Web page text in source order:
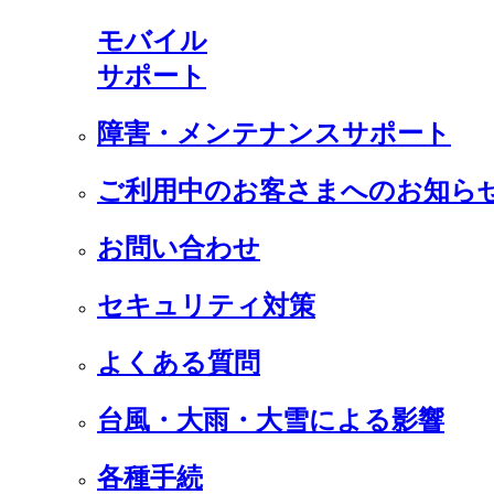
モバイル
サポート
障害・メンテナンスサポート
ご利用中のお客さまへのお知ら
お問い合わせ
セキュリティ対策
よくある質問
台風・大雨・大雪による影響
各種手続